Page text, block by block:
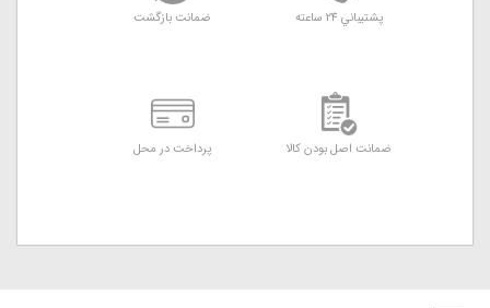
پشتيباني 24 ساعته ضمانت بازگشت
ضمانت اصل بودن کالا پرداخت در محل